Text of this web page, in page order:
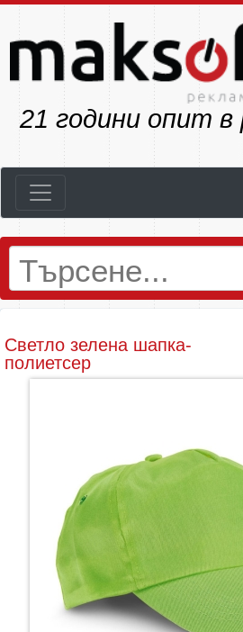
23 години опит
Светло зелена шапка-
полиетсер